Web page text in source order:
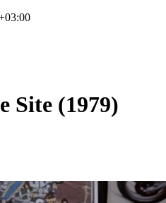
Site (1979)